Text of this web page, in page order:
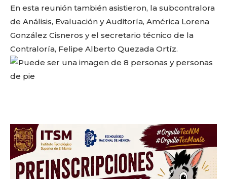
Facebook
Don't miss
out!
Sing up for our newsletter
to stay in the loop.
En esta reunión también asistieron, la subcontralora
de Análisis, Evaluación y Auditoría, América Lorena
González Cisneros y el secretario técnico de la
Contraloría, Felipe Alberto Quezada Ortíz.